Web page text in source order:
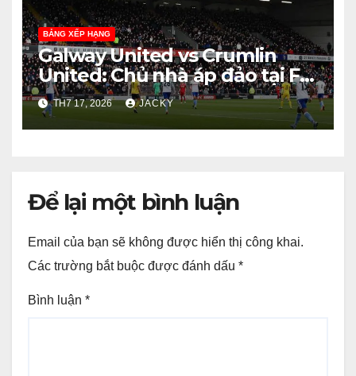
BẢNG XẾP HẠNG
Galway United vs Crumlin
United: Chủ nhà áp đảo tại FAI
Cup?
TH7 17, 2026 JACKY
Để lại một bình luận
Email của bạn sẽ không được hiển thị công khai.
Các trường bắt buộc được đánh dấu *
Bình luận *